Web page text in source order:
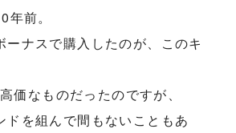
前。
ーナスで購入したのが、このキ
価なものだったのですが、
ドを組んで間もないこともあ